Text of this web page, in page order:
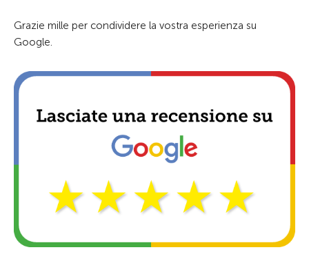
Grazie mille per condividere la vostra esperienza su
Google.